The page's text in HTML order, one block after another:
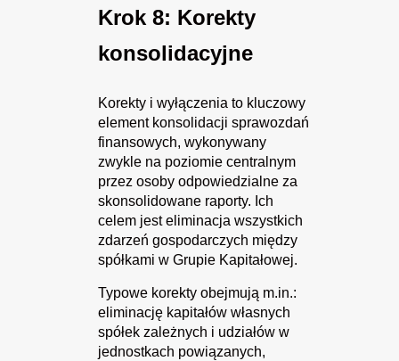
Krok 8: Korekty
konsolidacyjne
Korekty i wyłączenia to kluczowy
element konsolidacji sprawozdań
finansowych, wykonywany
zwykle na poziomie centralnym
przez osoby odpowiedzialne za
skonsolidowane raporty. Ich
celem jest eliminacja wszystkich
zdarzeń gospodarczych między
spółkami w Grupie Kapitałowej.
Typowe korekty obejmują m.in.:
eliminację kapitałów własnych
spółek zależnych i udziałów w
jednostkach powiązanych,